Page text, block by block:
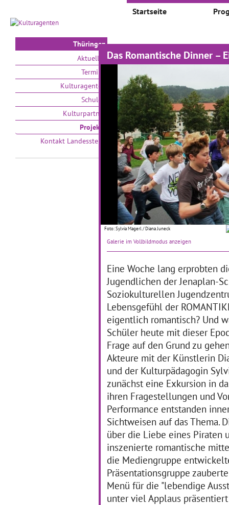
Das Romantische Dinner –
Foto: Sylvia Magerl / Diana Juneck
Galerie im Vollbildmodus anzeigen
Eine Woche lang erprobten
Jugendlichen der Jenaplan-
Soziokulturellen
Lebensgefühl der
eigentlich romantisch? Und
Schüler heute mit dieser
Frage auf den Grund zu
Akteure mit der Künstlerin
und der Kulturpädagogin
zunächst eine Exkursion in
ihren Fragestellungen und
Performance entstanden
Sichtweisen auf das Thema.
über die Liebe eines Piraten
inszenierte romantische
die Mediengruppe
Präsentationsgruppe
Menü für die "lebendige
unter viel Applaus
Thüringen
Aktuelles
Termine
Kulturagenten
Schulen
Kulturpartner
Projekte
Kontakt Landesstelle
Startseite
Projekte
Auswählen nach:
Lesend im Insektarium
Foto: doroB.
13.11.2018–20.11.2018
Die Drittklässler der
Traumzauberbaum-Schule
Weißensee erforschten
große Insekten-Welt. Mit
der Weimarer Bühnen- und
Kostümbildnerin Anna
Sophia Blersch gestalteten
… mehr
„AufMUCKEN
erwünscht – Es darf
auch anders sein“
Eiskunstlaufinszeneirung
Christopher Schmid
26.10.2018–12.01.2019
Über 300 Kinder und
Jugendliche ab Klasse 3 bis
11 aus verschiedenen
Netzwerk- und
programmexternen Schulen
begaben sich seit dem
26.10.2018 bis zum
12.01.2019 in ein weiteres
… mehr
…